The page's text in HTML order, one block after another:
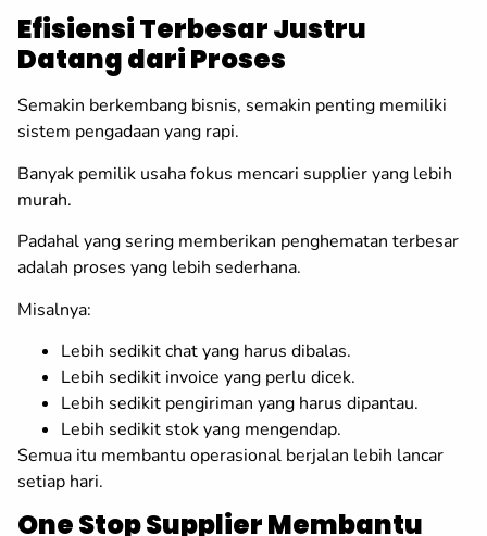
Efisiensi Terbesar Justru
Datang dari Proses
Semakin berkembang bisnis, semakin penting memiliki
sistem pengadaan yang rapi.
Banyak pemilik usaha fokus mencari supplier yang lebih
murah.
Padahal yang sering memberikan penghematan terbesar
adalah proses yang lebih sederhana.
Misalnya:
Lebih sedikit chat yang harus dibalas.
Lebih sedikit invoice yang perlu dicek.
Lebih sedikit pengiriman yang harus dipantau.
Lebih sedikit stok yang mengendap.
Semua itu membantu operasional berjalan lebih lancar
setiap hari.
One Stop Supplier Membantu